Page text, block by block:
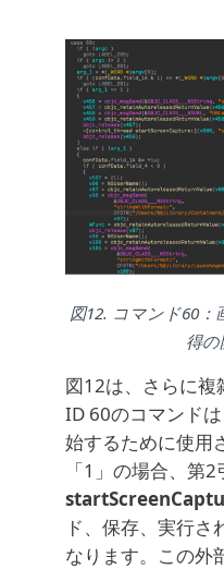
図12. コマンド60
得の
図12は、さらに複
ID 60のコマンド
始するために使用
「1」の場合、第2
ド、保存、実行さ
なります。この外